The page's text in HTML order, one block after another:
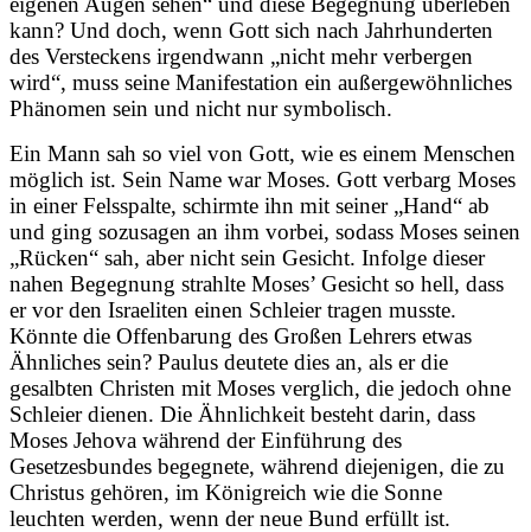
kann? Und doch, wenn Gott sich nach Jahrhunderten
des Versteckens irgendwann „nicht mehr verbergen
wird“, muss seine Manifestation ein außergewöhnliches
Phänomen sein und nicht nur symbolisch.
Ein Mann sah so viel von Gott, wie es einem Menschen
möglich ist. Sein Name war Moses. Gott verbarg Moses
in einer Felsspalte, schirmte ihn mit seiner „Hand“ ab
und ging sozusagen an ihm vorbei, sodass Moses seinen
„Rücken“ sah, aber nicht sein Gesicht. Infolge dieser
nahen Begegnung strahlte Moses’ Gesicht so hell, dass
er vor den Israeliten einen Schleier tragen musste.
Könnte die Offenbarung des Großen Lehrers etwas
Ähnliches sein? Paulus deutete dies an, als er die
gesalbten Christen mit Moses verglich, die jedoch ohne
Schleier dienen. Die Ähnlichkeit besteht darin, dass
Moses Jehova während der Einführung des
Gesetzesbundes begegnete, während diejenigen, die zu
Christus gehören, im Königreich wie die Sonne
leuchten werden, wenn der neue Bund erfüllt ist.